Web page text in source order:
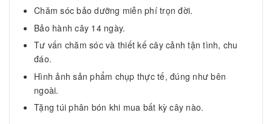
Chăm sóc bảo dưỡng miễn phí trọn đời.
Bảo hành cây 14 ngày.
Tư vấn chăm sóc và thiết kế cây cảnh tận tình, chu
đáo.
Hình ảnh sản phẩm chụp thực tế, đúng như bên
ngoài.
Tặng túi phân bón khi mua bất kỳ cây nào.